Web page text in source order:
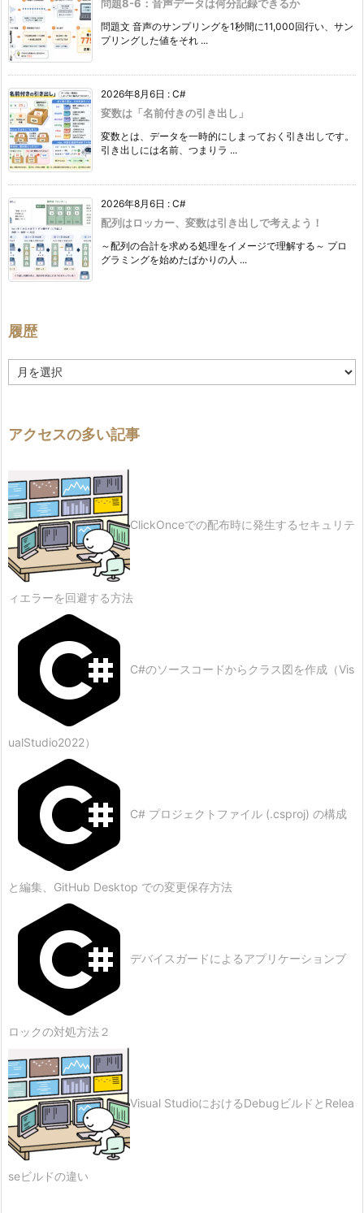
問題8-6：音声データは何分記録できるか
問題文 音声のサンプリングを1秒間に11,000回行い、サン
プリングした値をそれ ...
2026年8月6日 : C#
変数は「名前付きの引き出し」
変数とは、データを一時的にしまっておく引き出しです。
引き出しには名前、つまりラ ...
2026年8月6日 : C#
配列はロッカー、変数は引き出しで考えよう！
～配列の合計を求める処理をイメージで理解する～ プロ
グラミングを始めたばかりの人 ...
履歴
歴
アクセスの多い記事
ClickOnceでの配布時に発生するセキュリテ
ィエラーを回避する方法
C#のソースコードからクラス図を作成（Vis
ualStudio2022）
C# プロジェクトファイル (.csproj) の構成
と編集、GitHub Desktop での変更保存方法
デバイスガードによるアプリケーションブ
ロックの対処方法２
Visual StudioにおけるDebugビルドとRelea
seビルドの違い